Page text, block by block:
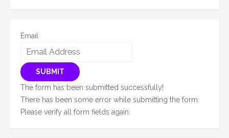
Email
SUBMIT
The form has been submitted successfully!
There has been some error while submitting the form.
Please verify all form fields again.